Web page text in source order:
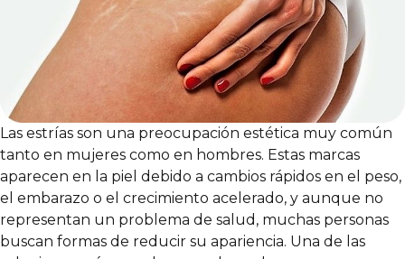
Las estrías son una preocupación estética muy común
tanto en mujeres como en hombres. Estas marcas
aparecen en la piel debido a cambios rápidos en el peso,
el embarazo o el crecimiento acelerado, y aunque no
representan un problema de salud, muchas personas
buscan formas de reducir su apariencia. Una de las